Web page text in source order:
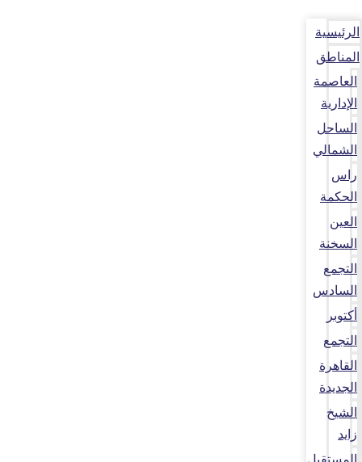
الرئيسية
المناطق
العاصمة
الإدارية
الساحل
الشمالي
راس
الحكمة
العين
السخنة
التجمع
السادس
أكتوبر
التجمع
القاهرة
الجديدة
الشيخ
زايد